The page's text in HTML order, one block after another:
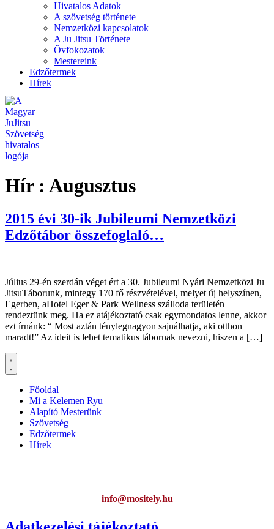
Hivatalos Adatok
A szövetség története
Nemzetközi kapcsolatok
A Ju Jitsu Története
Övfokozatok
Mestereink
Edzőtermek
Hírek
Hír : Augusztus
2015 évi 30-ik Jubileumi Nemzetközi
Edzőtábor összefoglaló…
Július 29-én szerdán véget ért a 30. Jubileumi Nyári Nemzetközi Ju
JitsuTáborunk, mintegy 170 fő részvételével, melyet új helyszínen,
Egerben, aHotel Eger & Park Wellness szálloda területén
rendeztünk meg. Ha ez atájékoztató csak egymondatos lenne, akkor
ezt írnánk: “ Most aztán ténylegnagyon sajnálhatja, aki otthon
maradt!” Az ideit is lehet tematikus tábornak nevezni, hiszen a […]
Főoldal
Mi a Kelemen Ryu
Alapító Mesterünk
Szövetség
Edzőtermek
Hírek
info@mositely.hu